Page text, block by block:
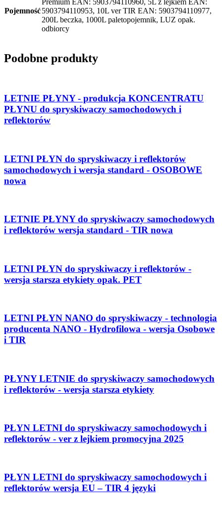
Pojemność5903794110953, 10L ver TIR EAN: 5903794110977,
200L beczka, 1000L paletopojemnik, LUZ opak.
odbiorcy
Podobne produkty
LETNIE PŁYNY - produkcja KONCENTRATU
PŁYNU do spryskiwaczy samochodowych i
reflektorów
LETNI PŁYN do spryskiwaczy i reflektorów
samochodowych i wersja standard - OSOBOWE
nowa
LETNIE PŁYNY do spryskiwaczy samochodowych
i reflektorów wersja standard - TIR nowa
LETNI PŁYN do spryskiwaczy i reflektorów -
wersja starsza etykiety opak. PET
LETNI PŁYN NANO do spryskiwaczy - technologia
producenta NANO - Hydrofilowa - wersja Osobowe
i TIR
PŁYNY LETNIE do spryskiwaczy samochodowych
i reflektorów - wersja starsza etykiety
PŁYN LETNI do spryskiwaczy samochodowych i
reflektorów - ver z lejkiem promocyjna 2025
PŁYN LETNI do spryskiwaczy samochodowych i
reflektorów wersja EU – TIR 4 języki